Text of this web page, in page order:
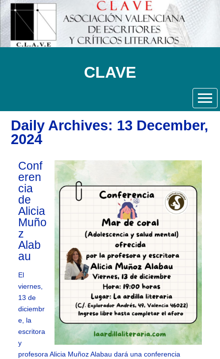
CLAVE
Daily Archives: 13 December,
2024
Conf
eren
cia
de
Alicia
Muño
z
Alab
au
El
viernes,
13 de
diciembr
e, la
escritora
y
profesora Alicia Muñoz Alabau dará una conferencia